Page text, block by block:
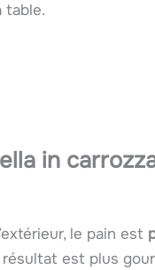
table.
in
le pain est
est plus